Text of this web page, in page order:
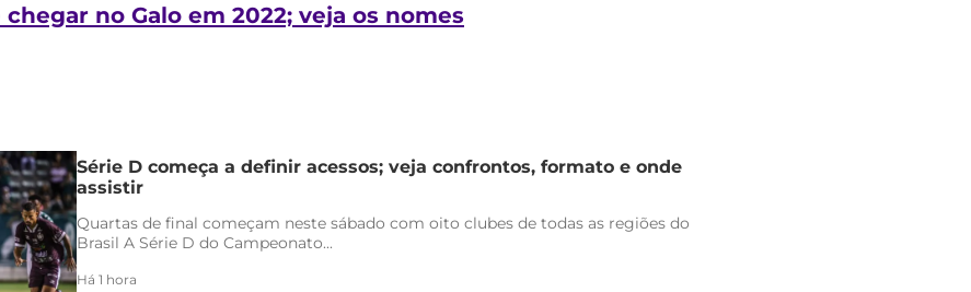
no Galo em 2022; veja os nomes
Série D começa a definir acessos; veja confrontos, formato e onde
assistir
Quartas de final começam neste sábado com oito clubes de todas as regiões do
Brasil A Série D do Campeonato...
Há 1 hora